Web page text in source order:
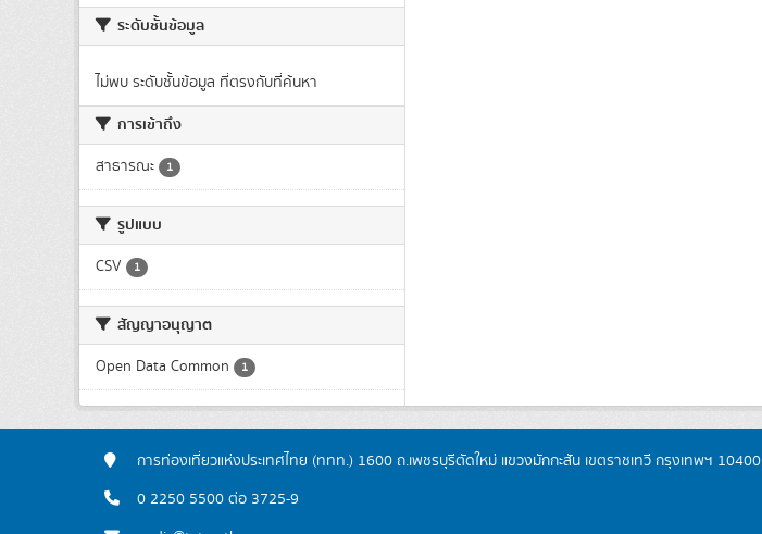
ระดับชั้นข้อมูล
ไม่พบ ระดับชั้นข้อมูล ที่ตรงกับที่ค้นหา
การเข้าถึง
สาธารณะ 1
รูปแบบ
CSV 1
สัญญาอนุญาต
Open Data Common 1
การท่องเที่ยวแห่งประเทศไทย (ททท.) 1600 ถ.เพชรบุรีตัดใหม่ แขวงมักกะสัน เขตราชเทวี กรุงเทพฯ 10400
0 2250 5500 ต่อ 3725-9